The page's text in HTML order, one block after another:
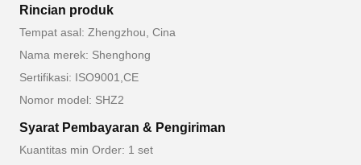
Rincian produk
Tempat asal: Zhengzhou, Cina
Nama merek: Shenghong
Sertifikasi: ISO9001,CE
Nomor model: SHZ2
Syarat Pembayaran & Pengiriman
Kuantitas min Order: 1 set